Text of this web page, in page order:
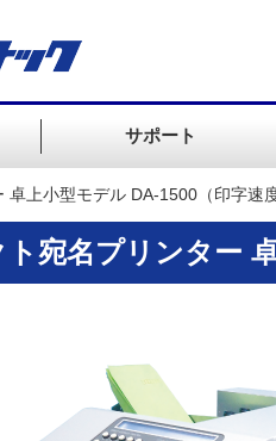
サポート
卓上小型モデル DA-1500（印字速
宛名プリンター